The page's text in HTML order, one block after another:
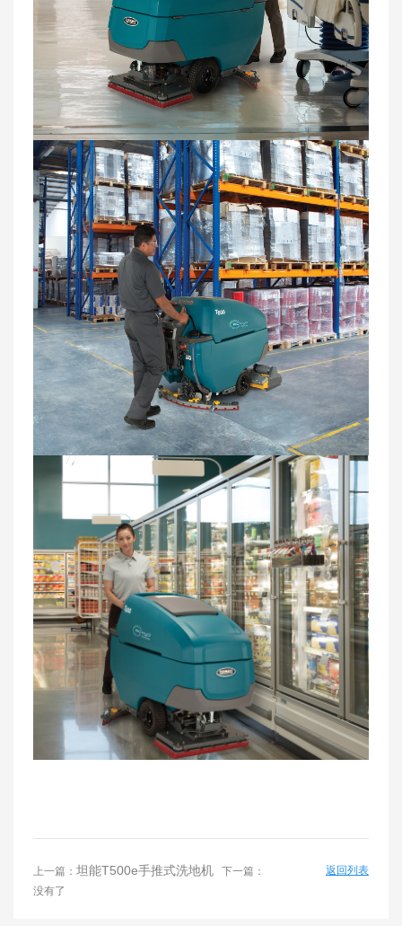
上一篇： 坦能T500e手推式洗地机 下一篇：
没有了
返回列表